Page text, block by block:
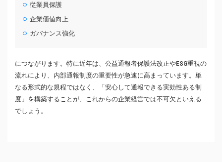
従業員保護
企業価値向上
ガバナンス強化
につながります。特に近年は、公益通報者保護法改正やESG重視の
流れにより、内部通報制度の重要性が急速に高まっています。単
なる形式的な規程ではなく、「安心して通報できる実効性ある制
度」を構築することが、これからの企業経営では不可欠といえる
でしょう。